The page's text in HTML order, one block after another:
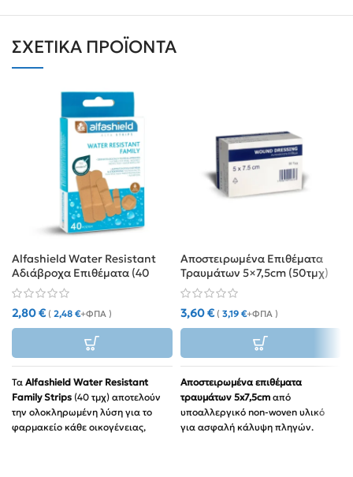
ΣΧΕΤΙΚΆ ΠΡΟΪΌΝΤΑ
Alfashield Water Resistant
Αδιάβροχα Επιθέματα (40
τμχ)
2,80€ ( 2,48 €+ΦΠΑ )
Τα Alfashield Water Resistant
Family Strips (40 τμχ) αποτελούν
την ολοκληρωμένη λύση για το
φαρμακείο κάθε οικογένειας,
Αποστειρωμένα Επιθέματα
Τραυμάτων 5×7,5cm (50τμχ)
3,60€ ( 3,19 €+ΦΠΑ )
Αποστειρωμένα επιθέματα
τραυμάτων 5x7,5cm από
υποαλλεργικό non-woven υλικό
για ασφαλή κάλυψη πληγών.